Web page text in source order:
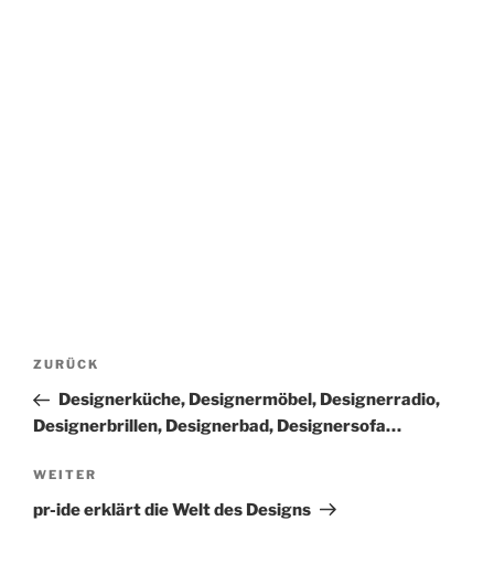
Beitragsnavigation
Vorheriger
Beitrag
ZURÜCK
Designerküche, Designermöbel, Designerradio,
Designerbrillen, Designerbad, Designersofa…
Nächster
Beitrag
WEITER
pr-ide erklärt die Welt des Designs